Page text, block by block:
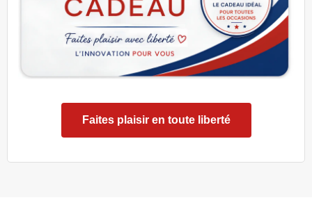
Faites plaisir en toute liberté